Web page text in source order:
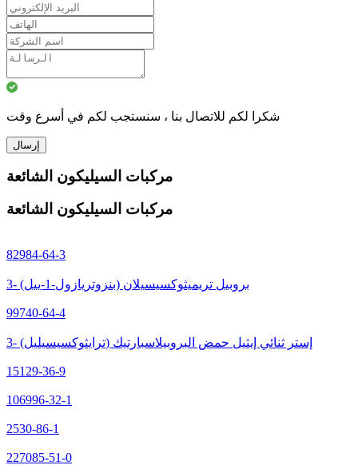
شكرا لكم للاتصال بنا ، سنستجب لكم في أسرع وقت
إرسال
مركبات السيليكون الشائعة
مركبات السيليكون الشائعة
82984-64-3
3- (بنزوتريازول-1-ييل) بروبيل تريميثوكسيسيلان
99740-64-4
3- (ترايثوكسيسيليل) إستر ثنائي إيثيل حمض البروبيلاسبارتيك
15129-36-9
106996-32-1
2530-86-1
227085-51-0